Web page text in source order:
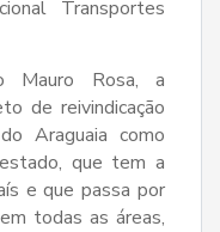
Transportes
Mauro Rosa, a
de reivindicação
Araguaia como
que tem a
e que passa por
todas as áreas,